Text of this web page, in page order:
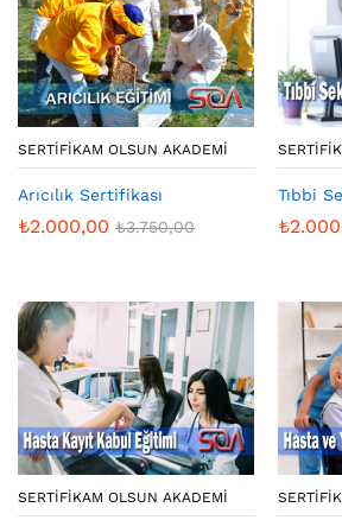
SERTIFIKAM OLSUN AKADEMI
Arıcılık Sertifikası
₺2.000,00 ₺3.750,00
Tıbbi
₺
SERTIFIKAM OLSUN AKADEMI